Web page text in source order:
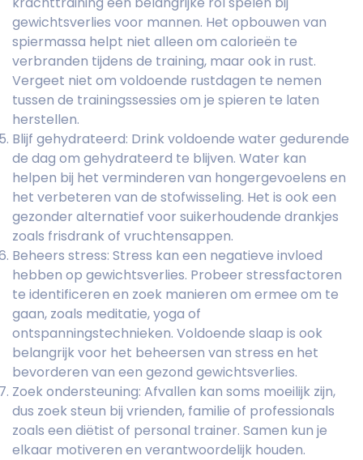
gewichtsverlies voor mannen. Het opbouwen van
spiermassa helpt niet alleen om calorieën te
verbranden tijdens de training, maar ook in rust.
Vergeet niet om voldoende rustdagen te nemen
tussen de trainingssessies om je spieren te laten
herstellen.
Blijf gehydrateerd: Drink voldoende water gedurende
de dag om gehydrateerd te blijven. Water kan
helpen bij het verminderen van hongergevoelens en
het verbeteren van de stofwisseling. Het is ook een
gezonder alternatief voor suikerhoudende drankjes
zoals frisdrank of vruchtensappen.
Beheers stress: Stress kan een negatieve invloed
hebben op gewichtsverlies. Probeer stressfactoren
te identificeren en zoek manieren om ermee om te
gaan, zoals meditatie, yoga of
ontspanningstechnieken. Voldoende slaap is ook
belangrijk voor het beheersen van stress en het
bevorderen van een gezond gewichtsverlies.
Zoek ondersteuning: Afvallen kan soms moeilijk zijn,
dus zoek steun bij vrienden, familie of professionals
zoals een diëtist of personal trainer. Samen kun je
elkaar motiveren en verantwoordelijk houden.